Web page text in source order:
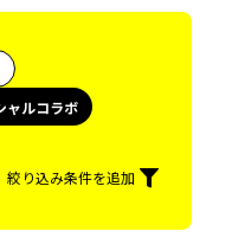
ャルコラボ
絞り込み条件を追加